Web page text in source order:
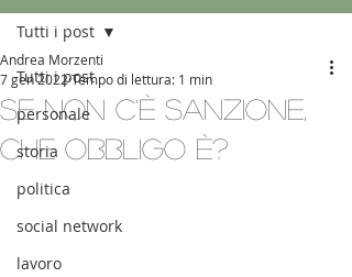
Tutti i post
personale
storia
politica
social network
lavoro
Tutti i post
Se non c'è sanzione,
che obbligo è?
Andrea Morzenti
7 gen 2022Tempo di lettura: 1 min